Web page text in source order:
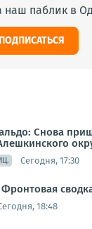
наш паблик в
Снова
Сегодня, 17:30
18:48